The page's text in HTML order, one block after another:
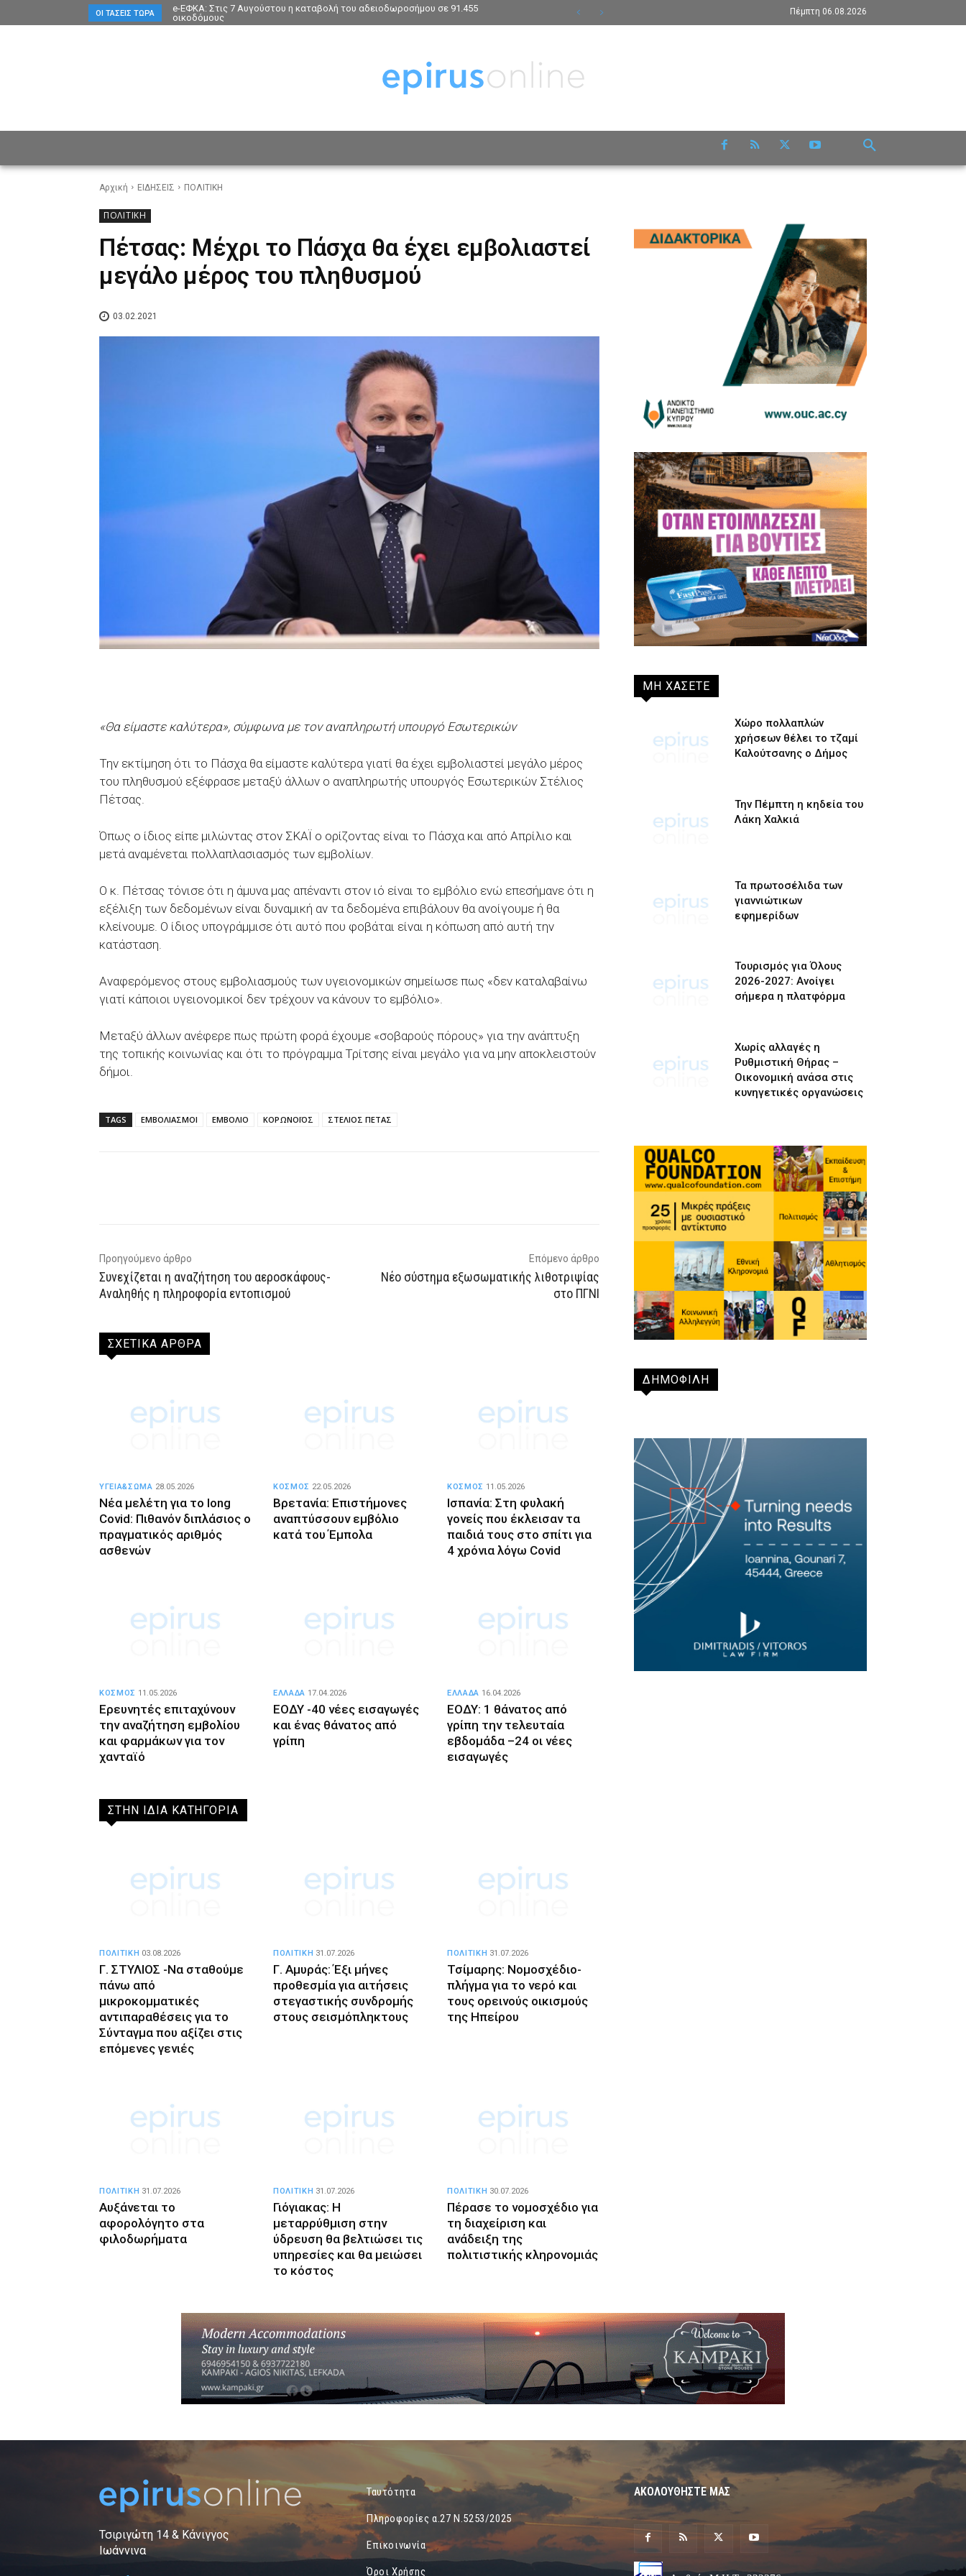
ΟΙ ΤΆΣΕΙΣ ΤΏΡΑ
e-ΕΦΚΑ: Στις 7 Αυγούστου η καταβολή του αδειοδωροσήμου σε 91.455
οικοδόμους
Πέμπτη 06.08.2026
Αρχική ΕΙΔΗΣΕΙΣ ΠΟΛΙΤΙΚΗ
ΠΟΛΙΤΙΚΗ
Πέτσας: Μέχρι το Πάσχα θα έχει εμβολιαστεί
μεγάλο μέρος του πληθυσμού
03.02.2021
«Θα είμαστε καλύτερα», σύμφωνα με τον αναπληρωτή υπουργό Εσωτερικών
Την εκτίμηση ότι το Πάσχα θα είμαστε καλύτερα γιατί θα έχει εμβολιαστεί μεγάλο μέρος
του πληθυσμού εξέφρασε μεταξύ άλλων ο αναπληρωτής υπουργός Εσωτερικών Στέλιος
Πέτσας.
Όπως ο ίδιος είπε μιλώντας στον ΣΚΑΪ ο ορίζοντας είναι το Πάσχα και από Απρίλιο και
μετά αναμένεται πολλαπλασιασμός των εμβολίων.
Ο κ. Πέτσας τόνισε ότι η άμυνα μας απέναντι στον ιό είναι το εμβόλιο ενώ επεσήμανε ότι η
εξέλιξη των δεδομένων είναι δυναμική αν τα δεδομένα επιβάλουν θα ανοίγουμε ή θα
κλείνουμε. Ο ίδιος υπογράμμισε ότι αυτό που φοβάται είναι η κόπωση από αυτή την
κατάσταση.
Αναφερόμενος στους εμβολιασμούς των υγειονομικών σημείωσε πως «δεν καταλαβαίνω
γιατί κάποιοι υγειονομικοί δεν τρέχουν να κάνουν το εμβόλιο».
Μεταξύ άλλων ανέφερε πως πρώτη φορά έχουμε «σοβαρούς πόρους» για την ανάπτυξη
της τοπικής κοινωνίας και ότι το πρόγραμμα Τρίτσης είναι μεγάλο για να μην αποκλειστούν
δήμοι.
TAGS ΕΜΒΟΛΙΑΣΜΟΙ ΕΜΒΟΛΙΟ ΚΟΡΩΝΟΪΟΣ ΣΤΕΛΙΟΣ ΠΕΤΑΣ
Προηγούμενο άρθρο
Συνεχίζεται η αναζήτηση του αεροσκάφους-
Αναληθής η πληροφορία εντοπισμού
Επόμενο άρθρο
Νέο σύστημα εξωσωματικής λιθοτριψίας
στο ΠΓΝΙ
ΣΧΕΤΙΚΑ ΑΡΘΡΑ
Νέα μελέτη για το long
Covid: Πιθανόν διπλάσιος ο
πραγματικός αριθμός
ασθενών
ΥΓΕΙΑ&ΣΩΜΑ 28.05.2026
Βρετανία: Επιστήμονες
αναπτύσσουν εμβόλιο
κατά του Έμπολα
ΚΟΣΜΟΣ 22.05.2026
Ισπανία: Στη φυλακή
γονείς που έκλεισαν τα
παιδιά τους στο σπίτι για
4 χρόνια λόγω Covid
ΚΟΣΜΟΣ 11.05.2026
Ερευνητές επιταχύνουν
την αναζήτηση εμβολίου
και φαρμάκων για τον
χανταϊό
ΚΟΣΜΟΣ 11.05.2026
ΕΟΔΥ -40 νέες εισαγωγές
και ένας θάνατος από
γρίπη
ΕΛΛΑΔΑ 17.04.2026
ΕΟΔΥ: 1 θάνατος από
γρίπη την τελευταία
εβδομάδα –24 οι νέες
εισαγωγές
ΕΛΛΑΔΑ 16.04.2026
ΣΤΗΝ ΙΔΙΑ ΚΑΤΗΓΟΡΙΑ
Γ. ΣΤΥΛΙΟΣ -Να σταθούμε
πάνω από
μικροκομματικές
αντιπαραθέσεις για το
Σύνταγμα που αξίζει στις
επόμενες γενιές
ΠΟΛΙΤΙΚΗ 03.08.2026
Γ. Αμυράς: Έξι μήνες
προθεσμία για αιτήσεις
στεγαστικής συνδρομής
στους σεισμόπληκτους
ΠΟΛΙΤΙΚΗ 31.07.2026
Τσίμαρης: Νομοσχέδιο-
πλήγμα για το νερό και
τους ορεινούς οικισμούς
της Ηπείρου
ΠΟΛΙΤΙΚΗ 31.07.2026
Αυξάνεται το
αφορολόγητο στα
φιλοδωρήματα
ΠΟΛΙΤΙΚΗ 31.07.2026
Γιόγιακας: Η
μεταρρύθμιση στην
ύδρευση θα βελτιώσει τις
υπηρεσίες και θα μειώσει
το κόστος
ΠΟΛΙΤΙΚΗ 31.07.2026
Πέρασε το νομοσχέδιο για
τη διαχείριση και
ανάδειξη της
πολιτιστικής κληρονομιάς
ΠΟΛΙΤΙΚΗ 30.07.2026
ΜΗ ΧΑΣΕΤΕ
Χώρο πολλαπλών
χρήσεων θέλει το τζαμί
Καλούτσανης ο Δήμος
Την Πέμπτη η κηδεία του
Λάκη Χαλκιά
Τα πρωτοσέλιδα των
γιαννιώτικων
εφημερίδων
Τουρισμός για Όλους
2026-2027: Ανοίγει
σήμερα η πλατφόρμα
Χωρίς αλλαγές η
Ρυθμιστική Θήρας –
Οικονομική ανάσα στις
κυνηγετικές οργανώσεις
ΔΗΜΟΦΙΛΗ
Τσιριγώτη 14 & Κάνιγγος
Ιωάννινα
Ταυτότητα
Πληροφορίες α.27 Ν.5253/2025
Επικοινωνία
Όροι Χρήσης
ΑΚΟΛΟΥΘΗΣΤΕ ΜΑΣ